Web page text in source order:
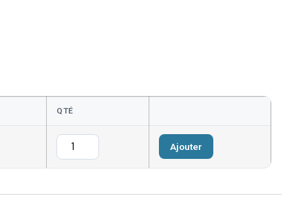
QTÉ
Ajouter